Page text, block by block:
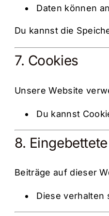
Daten können
Du kannst die
7. Cookies
Unsere Website
Du kannst
8.
Beiträge auf dieser
Diese verhalten